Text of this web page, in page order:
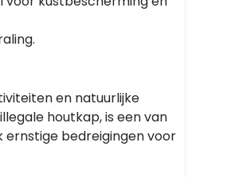
en natuurlijke
houtkap, is een van
ernstige bedreigingen voor